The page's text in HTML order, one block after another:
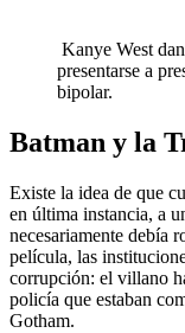
Kanye West
presentarse a
bipolar.
Batman y la
Existe la idea de que
en última instancia, a
necesariamente debía
película, las
corrupción: el villano
policía que estaban
Gotham.